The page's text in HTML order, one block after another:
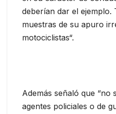
deberían dar el ejemplo.
muestras de su apuro
motociclistas“.
Además señaló que “no
agentes policiales o de